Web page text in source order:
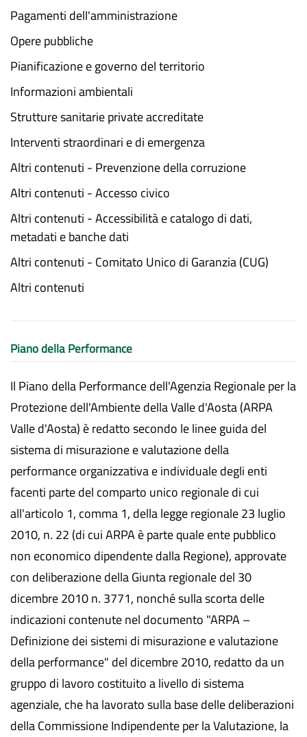
Pagamenti dell'amministrazione
Opere pubbliche
Pianificazione e governo del territorio
Informazioni ambientali
Strutture sanitarie private accreditate
Interventi straordinari e di emergenza
Altri contenuti - Prevenzione della corruzione
Altri contenuti - Accesso civico
Altri contenuti - Accessibilità e catalogo di dati,
metadati e banche dati
Altri contenuti - Comitato Unico di Garanzia (CUG)
Altri contenuti
Piano della Performance
Il Piano della Performance dell'Agenzia Regionale per la
Protezione dell'Ambiente della Valle d'Aosta (ARPA
Valle d'Aosta) è redatto secondo le linee guida del
sistema di misurazione e valutazione della
performance organizzativa e individuale degli enti
facenti parte del comparto unico regionale di cui
all'articolo 1, comma 1, della legge regionale 23 luglio
2010, n. 22 (di cui ARPA è parte quale ente pubblico
non economico dipendente dalla Regione), approvate
con deliberazione della Giunta regionale del 30
dicembre 2010 n. 3771, nonché sulla scorta delle
indicazioni contenute nel documento "ARPA –
Definizione dei sistemi di misurazione e valutazione
della performance" del dicembre 2010, redatto da un
gruppo di lavoro costituito a livello di sistema
agenziale, che ha lavorato sulla base delle deliberazioni
della Commissione Indipendente per la Valutazione, la